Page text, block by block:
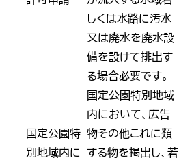
しくは水路に汚水
又は廃水を廃水設
備を設けて排出す
る場合必要です。
国定公園特
別地域内に
国定公園特別地域
内において、広告
物その他これに類
する物を掲出し、若